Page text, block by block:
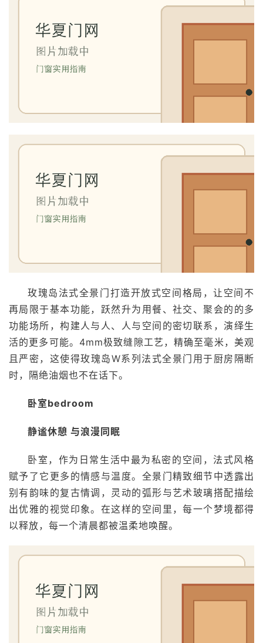
安
修
门
业
资
讯
登录 注册
玫瑰岛法式全景门打造开放式空间格局，让空间不
再局限于基本功能，跃然升为用餐、社交、聚会的的多
功能场所，构建人与人、人与空间的密切联系，演绎生
活的更多可能。4mm极致缝隙工艺，精确至毫米，美观
且严密，这使得玫瑰岛W系列法式全景门用于厨房隔断
时，隔绝油烟也不在话下。
卧室bedroom
静谧休憩 与浪漫同眠
卧室，作为日常生活中最为私密的空间，法式风格
赋予了它更多的情感与温度。全景门精致细节中透露出
别有韵味的复古情调，灵动的弧形与艺术玻璃搭配描绘
出优雅的视觉印象。在这样的空间里，每一个梦境都得
以释放，每一个清晨都被温柔地唤醒。